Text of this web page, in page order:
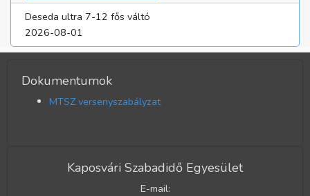
Deseda ultra 7-12 fős váltó
2026-08-01
Dokumentumok
MTSZ versenyszabályzat
Kaposvári Szabadidő Egyesület
E-mail: